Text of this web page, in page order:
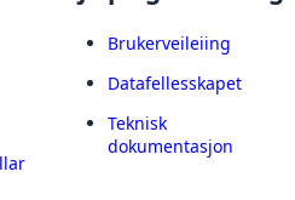
Brukerveileiing
Datafellesskapet
Teknisk
dokumentasjon